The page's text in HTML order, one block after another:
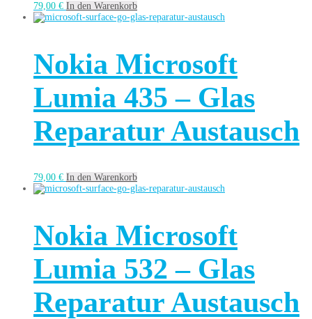
79,00 € In den Warenkorb
Nokia Microsoft
Lumia 435 – Glas
Reparatur Austausch
79,00 € In den Warenkorb
Nokia Microsoft
Lumia 532 – Glas
Reparatur Austausch